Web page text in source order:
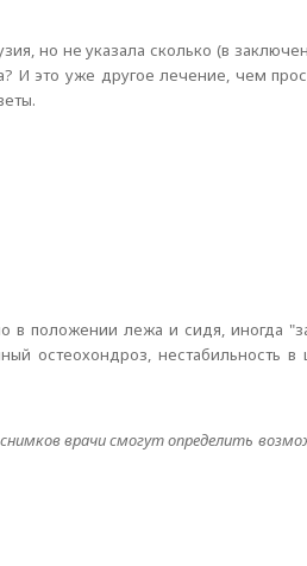
но не указала сколько (в
И это уже другое лечение, чем
в положении лежа и сидя, иногда
остеохондроз, нестабильность
врачи смогут определить